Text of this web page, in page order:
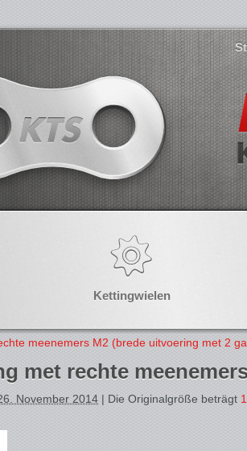
Kettingwielen
meenemers M2 (brede uitvoering met 2
met rechte
November 2014 | Die Originalgröße beträgt